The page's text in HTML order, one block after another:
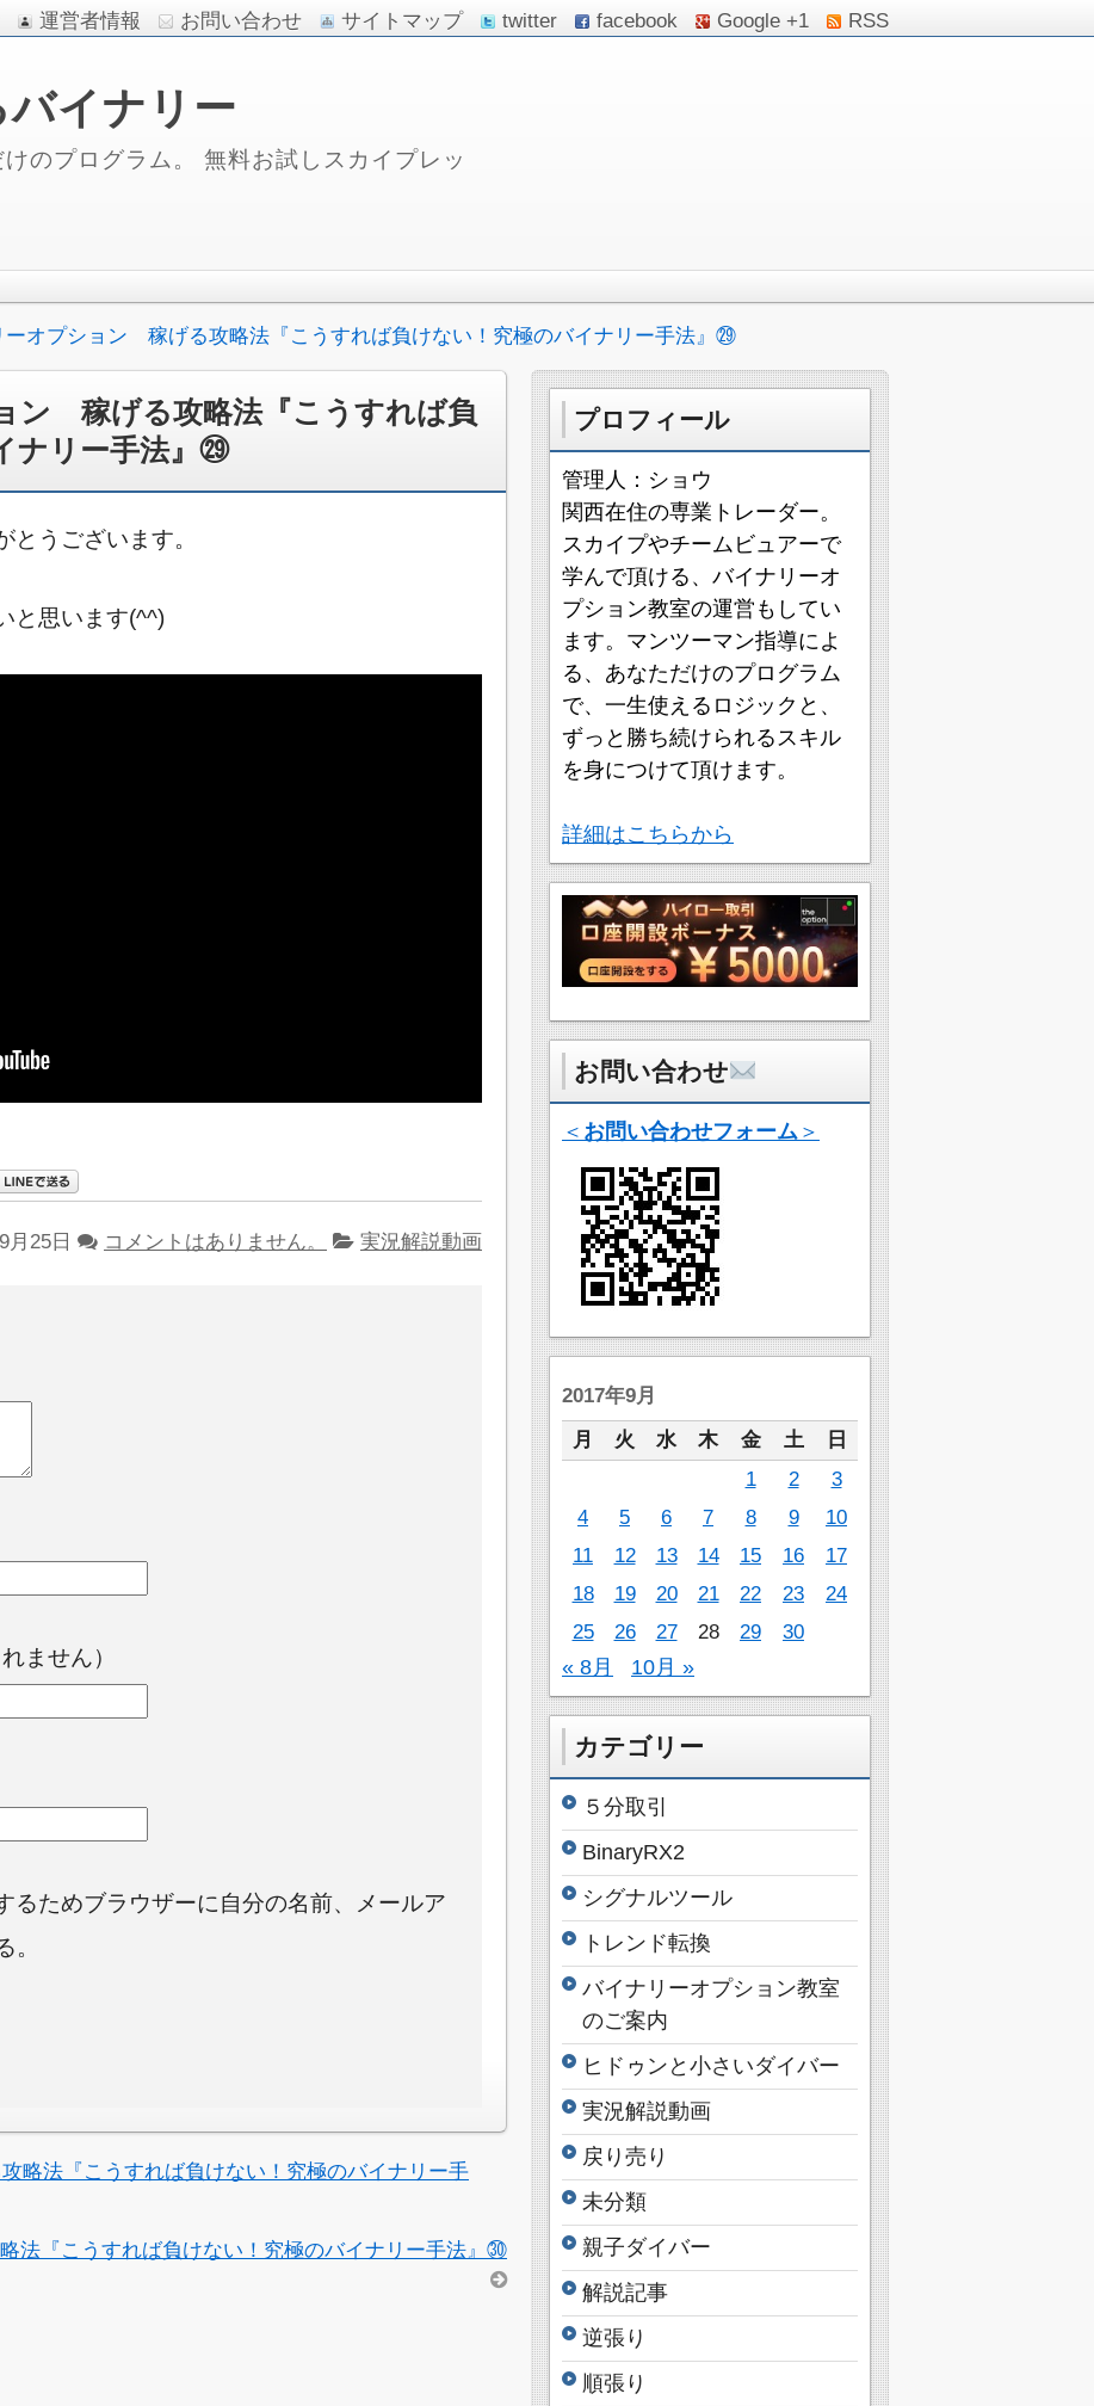
運営者情報 お問い合わせ サイトマップ twitter facebook Google +1 RSS
イナリー
のプログラム。 無料お試しスカイプレッ
ーオプション 稼げる攻略法『こうすれば負けない！究極のバイナリー手法』㉙
ン 稼げる攻略法『こうすれば負
ナリー手法』㉙
うございます。
と思います(^^)
月25日 コメントはありません。 実況解説動画
ません）
るためブラウザーに自分の名前、メールア
。
略法『こうすれば負けない！究極のバイナリー手
法『こうすれば負けない！究極のバイナリー手法』㉚
プロフィール
管理人：ショウ
関西在住の専業トレーダー。
スカイプやチームビュアーで
学んで頂ける、バイナリーオ
プション教室の運営もしてい
ます。マンツーマン指導によ
る、あなただけのプログラム
で、一生使えるロジックと、
ずっと勝ち続けられるスキル
を身につけて頂けます。
詳細はこちらから
お問い合わせ
＜ お問い合わせフォーム ＞
2017年9月
月
火 水 木 金 土
日
1
2
3
4
5 6 7 8 9
10
11
12 13 14 15 16
17
18
19 20 21 22 23
24
25
26 27 28 29 30
« 8月 10月 »
カテゴリー
５分取引
BinaryRX2
シグナルツール
トレンド転換
バイナリーオプション教室
のご案内
ヒドゥンと小さいダイバー
実況解説動画
戻り売り
未分類
親子ダイバー
解説記事
逆張り
順張り